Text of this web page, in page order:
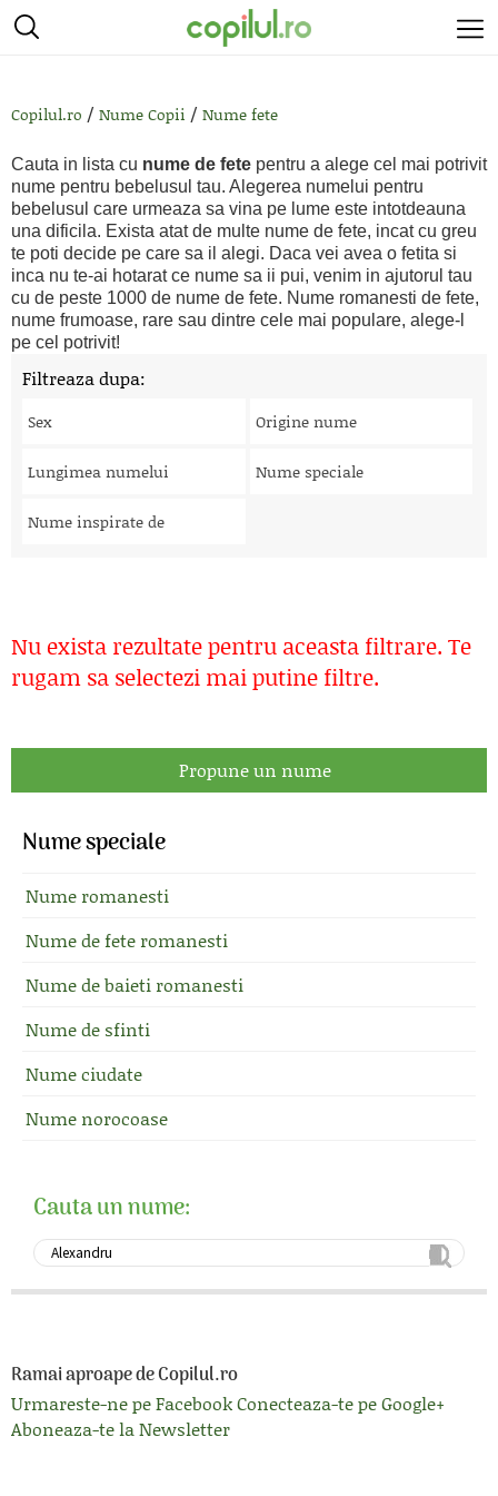
Copilul.ro / Nume Copii / Nume fete
Cauta in lista cu nume de fete pentru a alege cel mai potrivit
nume pentru bebelusul tau. Alegerea numelui pentru
bebelusul care urmeaza sa vina pe lume este intotdeauna
una dificila. Exista atat de multe nume de fete, incat cu greu
te poti decide pe care sa il alegi. Daca vei avea o fetita si
inca nu te-ai hotarat ce nume sa ii pui, venim in ajutorul tau
cu de peste 1000 de nume de fete. Nume romanesti de fete,
nume frumoase, rare sau dintre cele mai populare, alege-l
pe cel potrivit!
Filtreaza dupa:
Sex Origine nume
Lungimea numelui Nume speciale
Nume inspirate de
Nu exista rezultate pentru aceasta filtrare. Te
rugam sa selectezi mai putine filtre.
Propune un nume
Nume speciale
Nume romanesti
Nume de fete romanesti
Nume de baieti romanesti
Nume de sfinti
Nume ciudate
Nume norocoase
Cauta un nume:
Ramai aproape de Copilul.ro
Urmareste-ne pe FacebookConecteaza-te pe Google+
Aboneaza-te la Newsletter